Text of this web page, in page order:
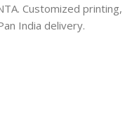
Customized printing,
India delivery.